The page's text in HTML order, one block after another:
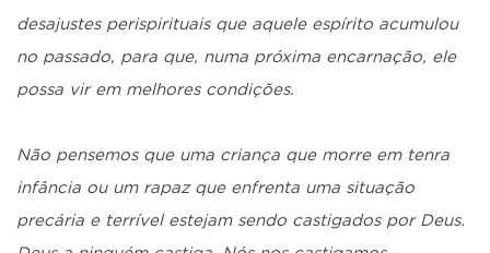
desajustes perispirituais que aquele espírito acumulou
no passado, para que, numa próxima encarnação, ele
possa vir em melhores condições.
Não pensemos que uma criança que morre em tenra
infância ou um rapaz que enfrenta uma situação
precária e terrível estejam sendo castigados por Deus.